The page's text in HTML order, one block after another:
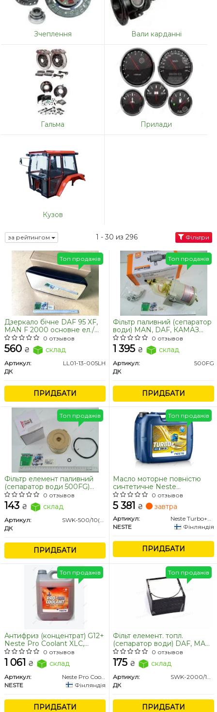
Зчеплення Вали карданні
Гальма Прилади
Кузов
за рейтингом 1 - 30 из 296 Фільтри
Дзеркало бічне DAF 95 XF,
MAN F 2000 основне ел./
підігрів 375X190 <ДК>
0 отзывов
560 ₴ склад
Артикул:
LL01-13-005LH
ДК
ПРИДБАТИ
Топ продажів
Фільтр паливний (сепаратор
води) MAN, DAF, КАМАЗ
<ДК>
0 отзывов
1 395 ₴ склад
Артикул:
500FG
ДК
ПРИДБАТИ
Топ продажів
Фільтр елемент паливний
(сепаратор води 500FG)
DAF, MAN, KAMAZ <ДК>
0 отзывов
143 ₴ склад
Артикул:
ДК
ПРИДБАТИ
Топ продажів
Масло моторне повністю
синтетичне Neste
Turbo+NEX 10W30 20л
0 отзывов
5 381 ₴ завтра
Артикул:
Neste Turbo+NEX 10W30 20L
NESTE
Фінляндія
ПРИДБАТИ
Топ продажів
Антифриз (концентрат) G12+
Neste Pro Coolant XLC,
червоний 4л0 отзывов
1 061 ₴ склад
Артикул:
NESTE
Фінляндія
ПРИДБАТИ
Топ продажів
Фільт елемент. топл.
(сепаратор води) DAF, MAN,
KAMAZ <ДК>0 отзывов
175 ₴ склад
Артикул:
ДК
ПРИДБАТИ
Топ продажів